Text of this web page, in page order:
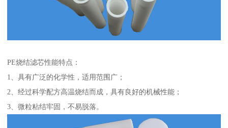
PE烧结滤芯性能特点：
1、具有广泛的化学性，适用范围广；
2、经过科学配方高温烧结而成，具有良好的机械性能；
3、微粒粘结牢固，不易脱落。